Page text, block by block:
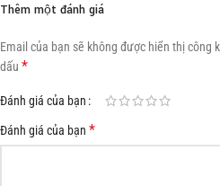
Thêm một đánh giá
Email của bạn sẽ không được hiển thị công
dấu *
Đánh giá của bạn
Đánh giá của bạn *